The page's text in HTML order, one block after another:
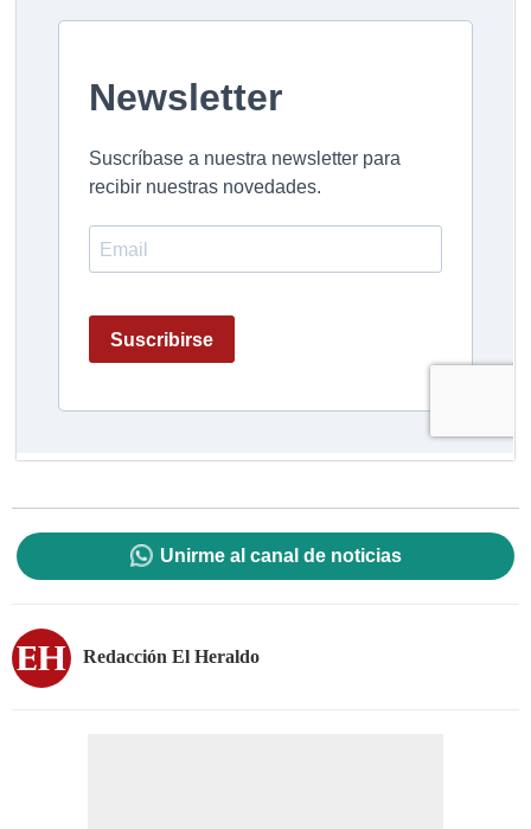
Unirme al canal de noticias
Redacción El Heraldo